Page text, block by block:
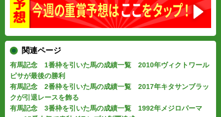
関連ページ
有馬記念 1番枠を引いた馬の成績一覧 2010年ヴィクトワール
ピサが最後の勝利
有馬記念 2番枠を引いた馬の成績一覧 2017年キタサンブラッ
クが引退レースを飾る
有馬記念 3番枠を引いた馬の成績一覧 1992年メジロパーマ